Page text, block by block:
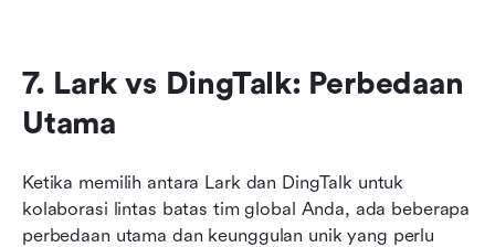
7. Lark vs DingTalk: Perbedaan
Utama
Ketika memilih antara Lark dan DingTalk untuk
kolaborasi lintas batas tim global Anda, ada beberapa
perbedaan utama dan keunggulan unik yang perlu